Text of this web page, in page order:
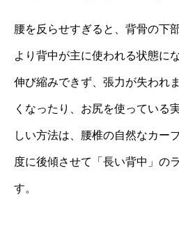
腰を反らせすぎると、背骨の下
より背中が主に使われる状態に
伸び縮みできず、張力が失われ
くなったり、お尻を使っている
しい方法は、腰椎の自然なカー
度に後傾させて「長い背中」の
す。